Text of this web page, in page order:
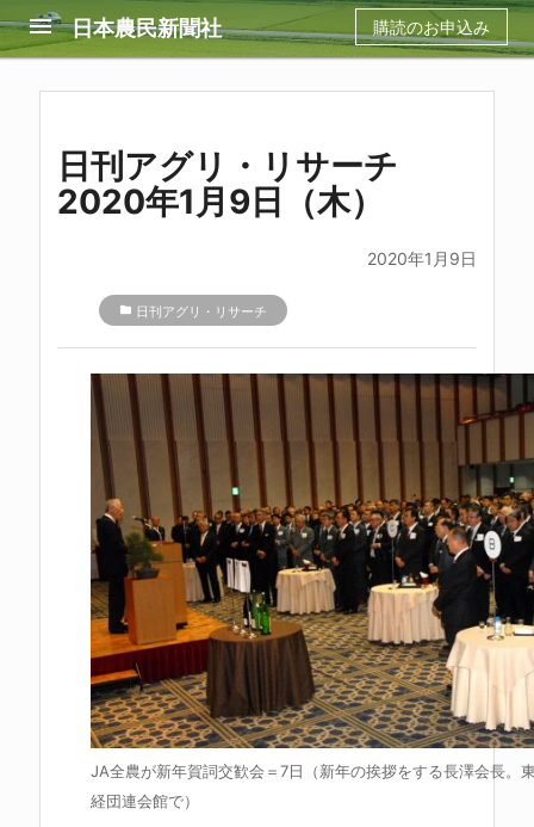
menu 日本農民新聞社 購読のお申込み
日刊アグリ・リサーチ
2020年1月9日（木）
2020年1月9日
folder 日刊アグリ・リサーチ
JA全農が新年賀詞交歓会＝7日（新年の挨拶をする長澤会長。
経団連会館で）